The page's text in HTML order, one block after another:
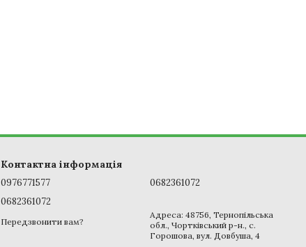
Контактна інформація
0976771577
0682361072
Передзвонити вам?
0682361072
Адреса: 48756, Тернопільська
обл., Чортківський р-н., с.
Горошова, вул. Довбуша, 4